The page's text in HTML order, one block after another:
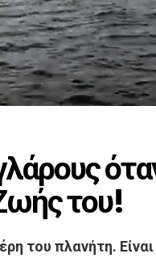
του!
του πλανήτη.